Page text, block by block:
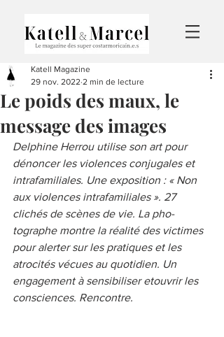
Le poids des maux, le
message des images
Katell Magazine
29 nov. 2022 2 min de lecture
Delphine Herrou utilise son art pour
dénoncer les violences conjugales et
intrafamiliales. Une exposition : « Non
aux violences intrafamiliales ». 27
clichés de scènes de vie. La pho-
tographe montre la réalité des victimes
pour alerter sur les pratiques et les
atrocités vécues au quotidien. Un
engagement à sensibiliser etouvrir les
consciences. Rencontre.